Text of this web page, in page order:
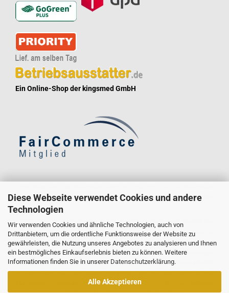
Diese Webseite verwendet Cookies und andere
Technologien
Wir verwenden Cookies und ähnliche Technologien, auch von
Drittanbietern, um die ordentliche Funktionsweise der Website zu
gewährleisten, die Nutzung unseres Angebotes zu analysieren und Ihnen
ein bestmögliches Einkaufserlebnis bieten zu können. Weitere
Informationen finden Sie in unserer Datenschutzerklärung.
Alle Akzeptieren
Ein Online-Shop der kingsmed GmbH
könnten von Verbrauchern stammen, die die Ware oder Dienstleistung gar nicht erworben
oder genutzt haben.
* GoGreen Plus ist ein Service, der die Dekarbonisierungsmaßnahmen innerhalb des
Logistiknetzwerks von Deutsche Post und DHL unterstützt. Durch den Einsatz alternativer
Kraftstoffe und Technologien reduziert Deutsche Post und DHL den Verbrauch fossiler
Kraftstoffe im Transportmodus und in Gebäuden, die für die GoGreen Plus-Sendungen
genutzt werden. Dies bedeutet nicht zwangsläufig, dass die konkrete Sendung physisch
mit Fahrzeugen oder über Anlagen transportiert wird, die diese Kraftstoffe oder
Technologien verwenden. Weitere Informationen, z. B. zu konkreten